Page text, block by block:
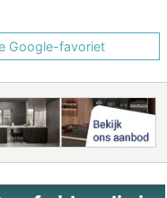
Google-favoriet